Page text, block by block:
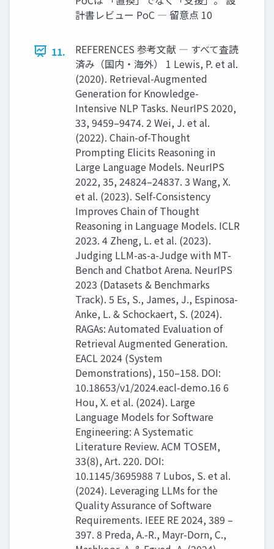
計書レビュー PoC ― 留意点 10
11.
REFERENCES 参考文献 ― すべて査読
済み（国内・海外） 1 Lewis, P. et al.
(2020). Retrieval-Augmented
Generation for Knowledge-
Intensive NLP Tasks. NeurIPS 2020,
33, 9459–9474. 2 Wei, J. et al.
(2022). Chain-of-Thought
Prompting Elicits Reasoning in
Large Language Models. NeurIPS
2022, 35, 24824–24837. 3 Wang, X.
et al. (2023). Self-Consistency
Improves Chain of Thought
Reasoning in Language Models. ICLR
2023. 4 Zheng, L. et al. (2023).
Judging LLM-as-a-Judge with MT-
Bench and Chatbot Arena. NeurIPS
2023 (Datasets & Benchmarks
Track). 5 Es, S., James, J., Espinosa-
Anke, L. & Schockaert, S. (2024).
RAGAs: Automated Evaluation of
Retrieval Augmented Generation.
EACL 2024 (System
Demonstrations), 150–158. DOI:
10.18653/v1/2024.eacl-demo.16 6
Hou, X. et al. (2024). Large
Language Models for Software
Engineering: A Systematic
Literature Review. ACM TOSEM,
33(8), Art. 220. DOI:
10.1145/3695988 7 Lubos, S. et al.
(2024). Leveraging LLMs for the
Quality Assurance of Software
Requirements. IEEE RE 2024, 389 –
397. 8 Preda, A.-R., Mayr-Dorn, C.,